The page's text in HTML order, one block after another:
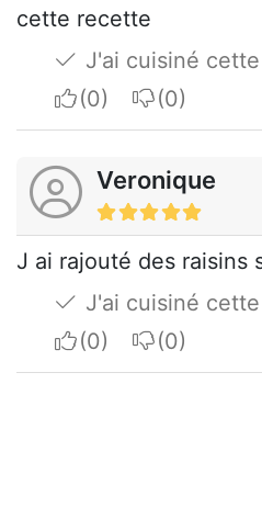
cette recette
J'ai cuisiné
I apreciateI do not
Veronique
J ai rajouté des raisins
J'ai cuisiné
I apreciateI do not